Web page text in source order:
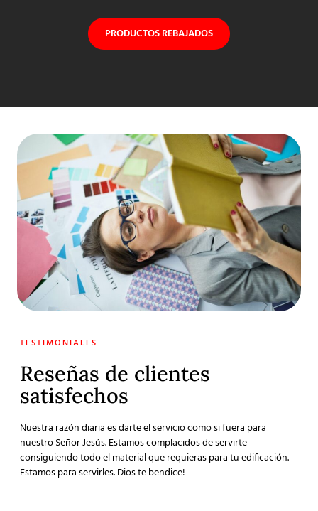
PRODUCTOS REBAJADOS
TESTIMONIALES
Reseñas de clientes
satisfechos
Nuestra razón diaria es darte el servicio como si fuera para
nuestro Señor Jesús. Estamos complacidos de servirte
consiguiendo todo el material que requieras para tu edificación.
Estamos para servirles. Dios te bendice!